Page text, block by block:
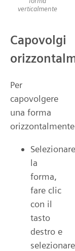
verticalmente
Capovolgi
Per
capovolgere
una forma
Selezionare
la
forma,
fare clic
con il
tasto
destro e
selezionare